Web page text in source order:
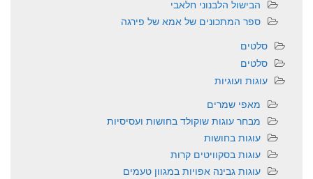
הבישול הלבנוני חלאבי
ספר המתכונים של אמא של פירגה
סלטים
סלטים
עוגות ועוגיות
מאפי שמרים
מבחר עוגות שוקולד בחושות ועסיסיות
עוגות בחושות
עוגות בסקוויטים קרות
עוגות גבינה אפויות במגוון טעמים